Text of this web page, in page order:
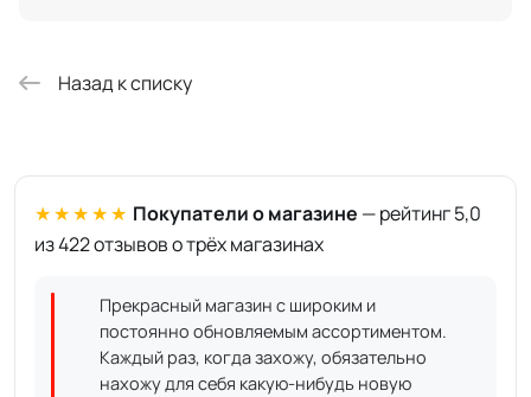
Назад к списку
★★★★★ Покупатели о магазине — рейтинг 5,0
из 422 отзывов о трёх магазинах
Прекрасный магазин с широким и
постоянно обновляемым ассортиментом.
Каждый раз, когда захожу, обязательно
нахожу для себя какую-нибудь новую